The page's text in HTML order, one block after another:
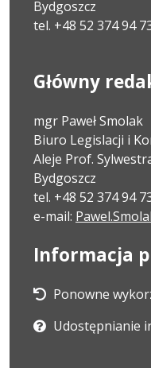
Bydgoszcz
tel. +48 52 374 94
Główny
mgr Paweł Smolak
Biuro Legislacji i
Aleje Prof.
Bydgoszcz
tel. +48 52 374 94
e-mail:
Informacja
Ponowne
Udostępnianie